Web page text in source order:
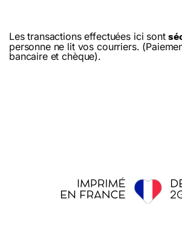
Les transactions effectuées ici sont
personne ne lit vos courriers.
bancaire et chèque).